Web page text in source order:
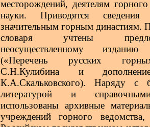
месторождений, деятелям
науки. Приводятся
значительным горным династиям.
словаря учтены
неосуществленному
(«Перечень русских
С.Н.Кулибина и
К.А.Скальковского). Наряду с
литературой и
использованы архивные
учреждений горного